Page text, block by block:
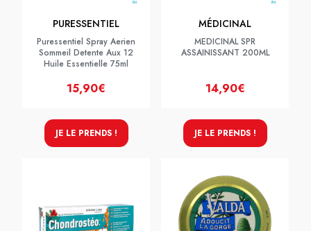
PURESSENTIEL
Puressentiel Spray Aerien
Sommeil Detente Aux 12
Huile Essentielle 75ml
15,90€
JE LE PRENDS !
MÉDICINAL
MEDICINAL SPR
ASSAINISSANT 200ML
14,90€
JE LE PRENDS !